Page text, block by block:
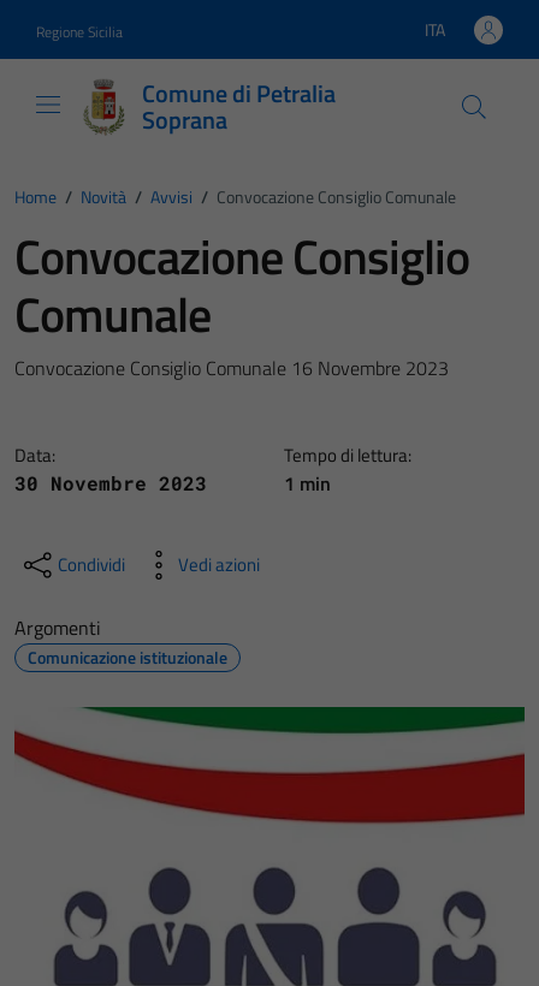
Regione Sicilia Lingua attiva:
ITA
Comune di Petralia
Soprana
Home / Novità / Avvisi / Convocazione Consiglio Comunale
Convocazione Consiglio
Comunale
Convocazione Consiglio Comunale 16 Novembre 2023
Data:
30 Novembre 2023
Tempo di lettura:
1 min
Condividi Vedi azioni
Argomenti
Comunicazione istituzionale